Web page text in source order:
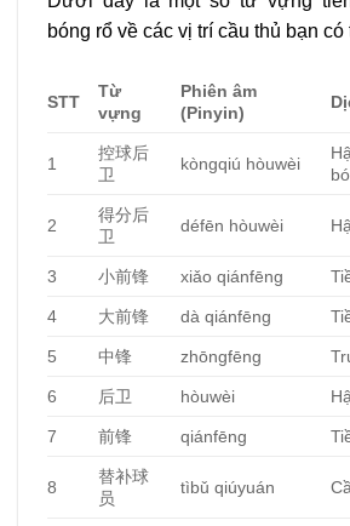
bóng rổ về các vị trí cầu thủ bạn có
STT
Từ
vựng
Phiên âm
(Pinyin)
1
控球后
卫
kòngqiú hòuwèi
2
得分后
卫
défēn hòuwèi
3 小前锋 xiǎo qiánfēng
4 大前锋 dà qiánfēng
5 中锋 zhōngfēng
6 后卫 hòuwèi
7 前锋 qiánfēng
8
替补球
员
tìbǔ qiúyuán